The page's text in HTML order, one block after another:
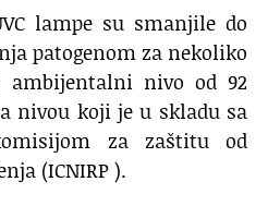
lampe su smanjile do
patogenom za nekoliko
nivo od 92
nivou koji je u skladu sa
za zaštitu od
(ICNIRP ).